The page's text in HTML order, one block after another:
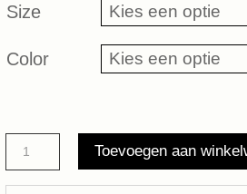
Size
Color
Oddo
Jeans
Le
Toevoegen aan